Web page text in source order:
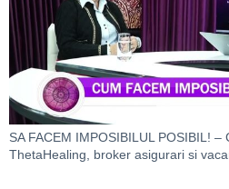
SA FACEM IMPOSIBILUL POSIBIL!
ThetaHealing, broker asigurari si